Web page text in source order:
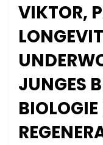
VIKTOR,
JUNGES
BIOLOGIE